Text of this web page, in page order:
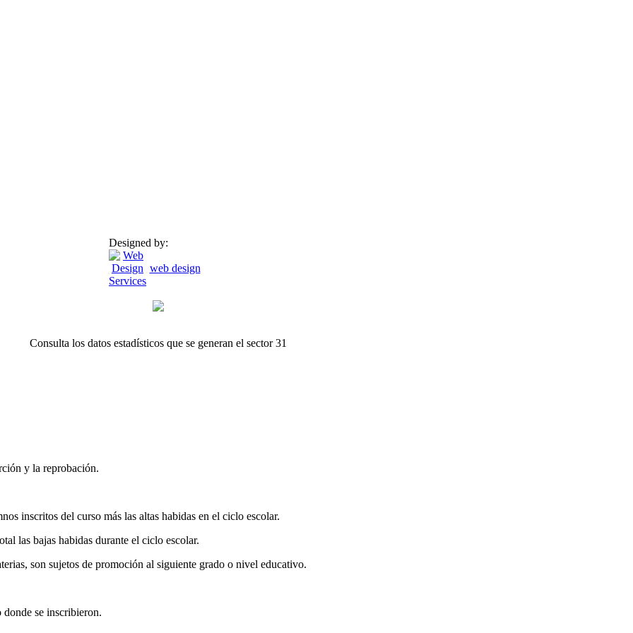
Designed by:
web design
Consulta los datos estadísticos que se generan el sector 31
y la reprobación.
inscritos del curso más las altas habidas en el ciclo escolar.
las bajas habidas durante el ciclo escolar.
son sujetos de promoción al siguiente grado o nivel educativo.
se inscribieron.